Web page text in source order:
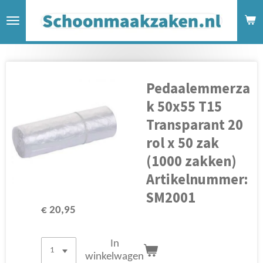
direct
Pedaalemmerza
k 50x55 T15
Transparant 20
rol x 50 zak
(1000 zakken)
Artikelnummer:
SM2001
€ 20,95
In
winkelwagen